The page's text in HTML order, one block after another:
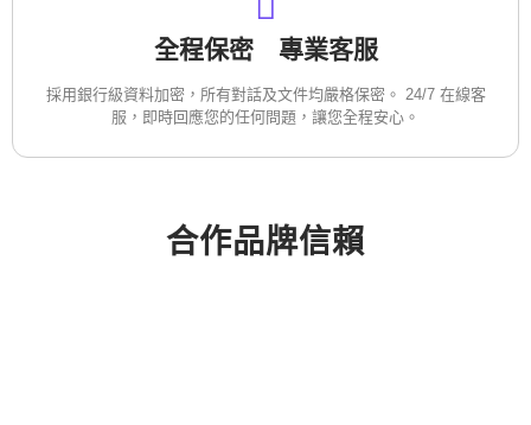
全程保密 專業客服
採用銀行級資料加密，所有對話及文件均嚴格保密。 24/7 在線客
服，即時回應您的任何問題，讓您全程安心。
合作品牌信賴